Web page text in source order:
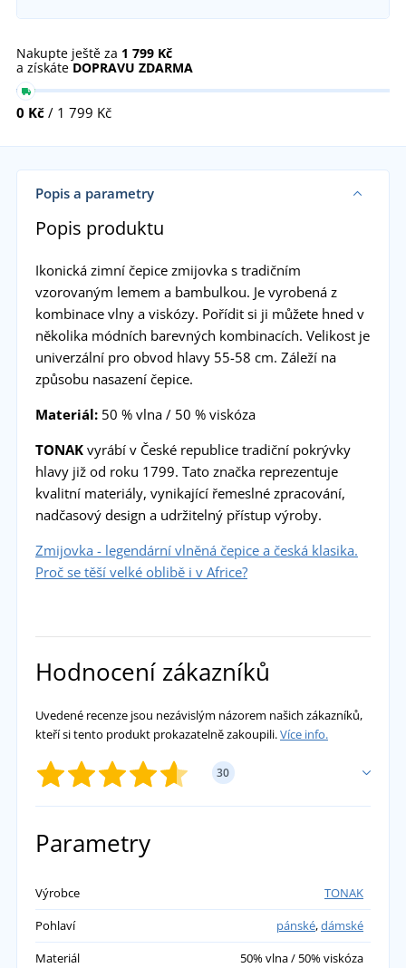
Nakupte ještě za 1 799 Kč
a získáte DOPRAVU ZDARMA
0 Kč / 1 799 Kč
Popis a parametry
Popis produktu
Ikonická zimní čepice zmijovka s tradičním
vzorovaným lemem a bambulkou. Je vyrobená z
kombinace vlny a viskózy. Pořídit si ji můžete hned v
několika módních barevných kombinacích. Velikost je
univerzální pro obvod hlavy 55-58 cm. Záleží na
způsobu nasazení čepice.
Materiál:50 % vlna / 50 % viskóza
TONAKvyrábí v České republice tradiční pokrývky
hlavy již od roku 1799. Tato značka reprezentuje
kvalitní materiály, vynikající řemeslné zpracování,
nadčasový design a udržitelný přístup výroby.
Zmijovka - legendární vlněná čepice a česká klasika.
Proč se těší velké oblibě i v Africe?
Hodnocení zákazníků
Uvedené recenze jsou nezávislým názorem našich zákazníků,
kteří si tento produkt prokazatelně zakoupili.Více info.
30
Ivan
Vždycky jsem si tuto čepici chtěl znovu po cca
30 letech koupit, protože v době, kdy jsem ji
Parametry
Výrobce
TONAK
Pohlaví
pánské,dámské
Materiál
50% vlna / 50% viskóza